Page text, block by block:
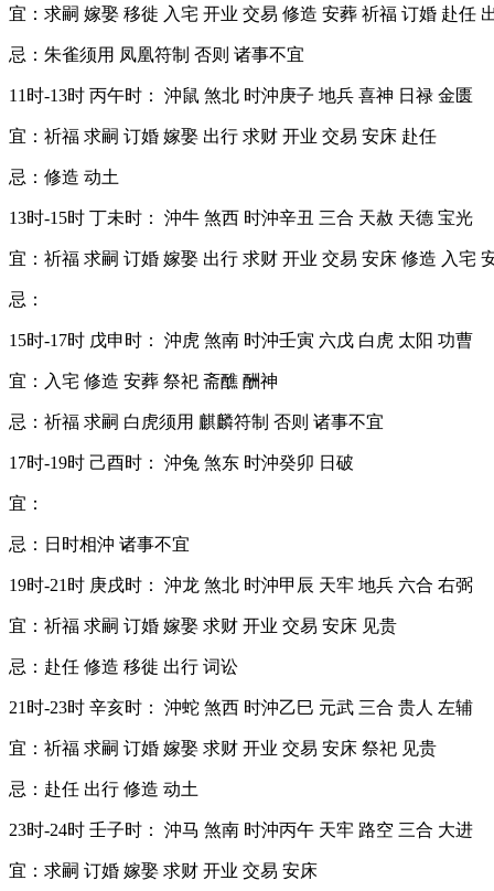
宜：求嗣 嫁娶 移徙 入宅 开业 交易 修造 安葬 祈福 订婚 赴任
忌：朱雀须用 凤凰符制 否则 诸事不宜
11时-13时 丙午时： 沖鼠 煞北 时沖庚子 地兵 喜神 日禄 金匮
宜：祈福 求嗣 订婚 嫁娶 出行 求财 开业 交易 安床 赴任
忌：修造 动土
13时-15时 丁未时： 沖牛 煞西 时沖辛丑 三合 天赦 天德 宝光
宜：祈福 求嗣 订婚 嫁娶 出行 求财 开业 交易 安床 修造 入宅
忌：
15时-17时 戊申时： 沖虎 煞南 时沖壬寅 六戊 白虎 太阳 功曹
宜：入宅 修造 安葬 祭祀 斋醮 酬神
忌：祈福 求嗣 白虎须用 麒麟符制 否则 诸事不宜
17时-19时 己酉时： 沖兔 煞东 时沖癸卯 日破
宜：
忌：日时相沖 诸事不宜
19时-21时 庚戌时： 沖龙 煞北 时沖甲辰 天牢 地兵 六合 右弼
宜：祈福 求嗣 订婚 嫁娶 求财 开业 交易 安床 见贵
忌：赴任 修造 移徙 出行 词讼
21时-23时 辛亥时： 沖蛇 煞西 时沖乙巳 元武 三合 贵人 左辅
宜：祈福 求嗣 订婚 嫁娶 求财 开业 交易 安床 祭祀 见贵
忌：赴任 出行 修造 动土
23时-24时 壬子时： 沖马 煞南 时沖丙午 天牢 路空 三合 大进
宜：求嗣 订婚 嫁娶 求财 开业 交易 安床